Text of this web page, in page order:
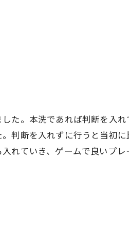
た。本洗であれば判断を入
判断を入れずに行うと当初
れていき、ゲームで良いプレ